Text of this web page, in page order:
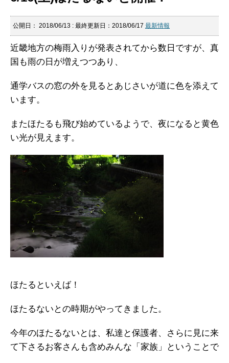
公開日： 2018/06/13 : 最終更新日：2018/06/17 最新情報
近畿地方の梅雨入りが発表されてから数日ですが、真
国も雨の日が増えつつあり、
通学バスの窓の外を見るとあじさいが道に色を添えて
います。
またほたるも飛び始めているようで、夜になると黄色
い光が見えます。
ほたるといえば！
ほたるないとの時期がやってきました。
今年のほたるないとは、私達と保護者、さらに見に来
て下さるお客さんも含めみんな「家族」ということで